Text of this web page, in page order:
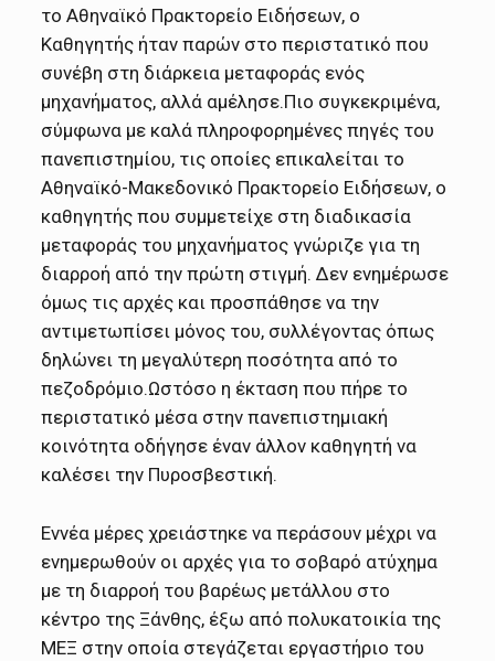
το Αθηναϊκό Πρακτορείο Ειδήσεων, ο
Καθηγητής ήταν παρών στο περιστατικό που
συνέβη στη διάρκεια μεταφοράς ενός
μηχανήματος, αλλά αμέλησε.Πιο συγκεκριμένα,
σύμφωνα με καλά πληροφορημένες πηγές του
πανεπιστημίου, τις οποίες επικαλείται το
Αθηναϊκό-Μακεδονικό Πρακτορείο Ειδήσεων, ο
καθηγητής που συμμετείχε στη διαδικασία
μεταφοράς του μηχανήματος γνώριζε για τη
διαρροή από την πρώτη στιγμή. Δεν ενημέρωσε
όμως τις αρχές και προσπάθησε να την
αντιμετωπίσει μόνος του, συλλέγοντας όπως
δηλώνει τη μεγαλύτερη ποσότητα από το
πεζοδρόμιο.Ωστόσο η έκταση που πήρε το
περιστατικό μέσα στην πανεπιστημιακή
κοινότητα οδήγησε έναν άλλον καθηγητή να
καλέσει την Πυροσβεστική.
Εννέα μέρες χρειάστηκε να περάσουν μέχρι να
ενημερωθούν οι αρχές για το σοβαρό ατύχημα
με τη διαρροή του βαρέως μετάλλου στο
κέντρο της Ξάνθης, έξω από πολυκατοικία της
ΜΕΞ στην οποία στεγάζεται εργαστήριο του